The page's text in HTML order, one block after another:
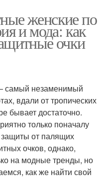
женские по
и мода: как
очки
самый незаменимый
вдали от тропических
бывает достаточно.
только поначалу
от палящих
очков, однако,
на модные тренды, но
как же найти свой